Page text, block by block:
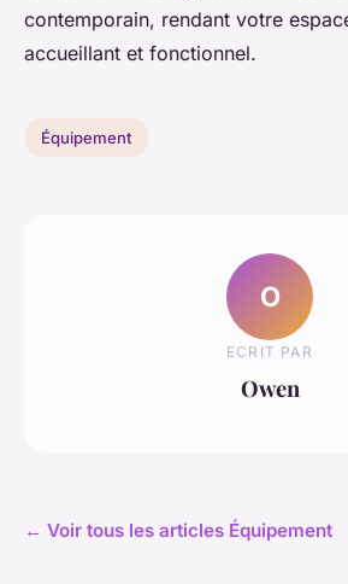
contemporain, rendant votre
accueillant et fonctionnel.
Équipement
O
ECRIT PAR
Owen
← Voir tous les articles Équipement